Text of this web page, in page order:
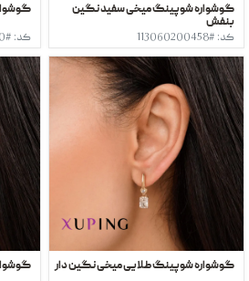
گوشواره شوپینگ میخی سفید نگین
بنفش
کد: #113060200458 کد: #113060200420
گوشواره شوپینگ طلایی میخی نگین دار